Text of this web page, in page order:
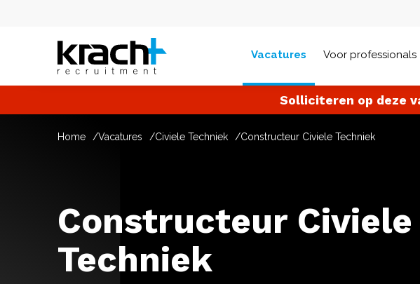
Vacatures Voor professionals
Solliciteren op deze
Home Vacatures Civiele Techniek Constructeur Civiele Techniek
Constructeur Civiele
Techniek